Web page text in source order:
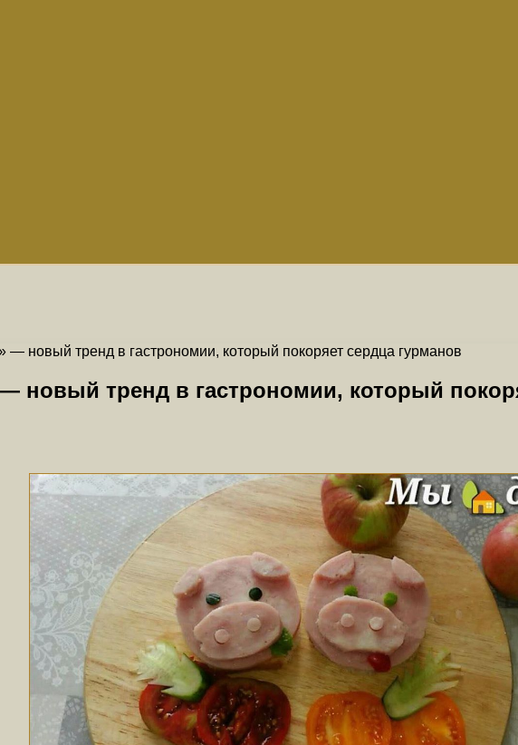
— новый тренд в гастрономии, который покоряет сердца гурманов
новый тренд в гастрономии, который